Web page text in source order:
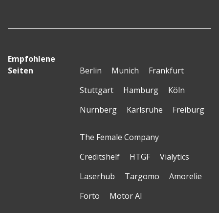
Empfohlene
Seiten
Berlin Munich
Frankfurt
Stuttgart
Hamburg
Köln
Nürnberg
Karlsruhe Freiburg
The Female Company
Creditshelf
HTGF
Vialytics
Laserhub
Targomo
Amorelie
Forto
Motor AI